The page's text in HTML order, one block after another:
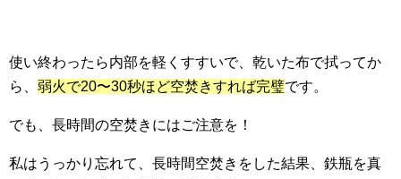
使い終わったら内部を軽くすすいで、乾いた布で拭ってか
ら、 弱火で20〜30秒ほど空焚きすれば完璧です。
でも、長時間の空焚きにはご注意を！
私はうっかり忘れて、長時間空焚きをした結果、鉄瓶を真